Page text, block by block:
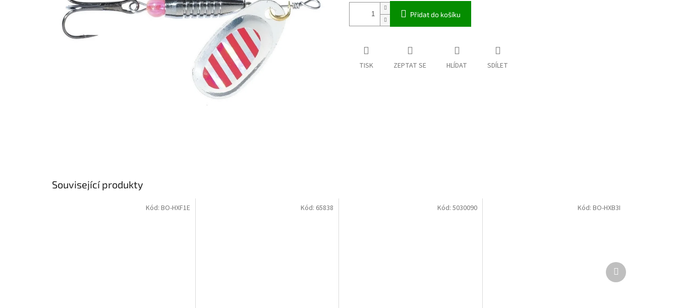
Přidat do košíku
TISK ZEPTAT SE HLÍDAT SDÍLET
Související produkty
Kód: BO-HXF1E Kód: 65838 Kód: 5030090 Kód: BO-HXB3I
Další
produkt